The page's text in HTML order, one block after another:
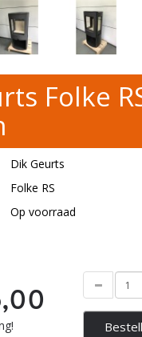
Folke
Dik Geurts
Folke RS
Op voorraad